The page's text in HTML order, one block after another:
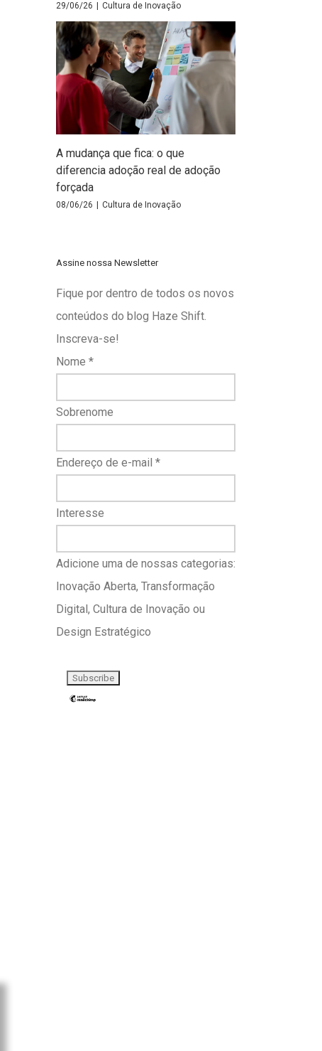
29/06/26 Cultura de Inovação
A mudança que fica: o que
diferencia adoção real de adoção
forçada
08/06/26 Cultura de Inovação
Assine nossa Newsletter
Fique por dentro de todos os novos
conteúdos do blog Haze Shift.
Inscreva-se!
Nome *
Sobrenome
Endereço de e-mail *
Interesse
Adicione uma de nossas categorias:
Inovação Aberta, Transformação
Digital, Cultura de Inovação ou
Design Estratégico